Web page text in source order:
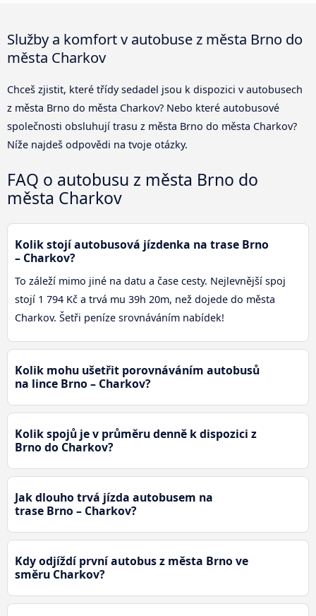
Služby a komfort v autobuse z města Brno do
města Charkov
Chceš zjistit, které třídy sedadel jsou k dispozici v autobusech
z města Brno do města Charkov? Nebo které autobusové
společnosti obsluhují trasu z města Brno do města Charkov?
Níže najdeš odpovědi na tvoje otázky.
FAQ o autobusu z města Brno do
města Charkov
Kolik stojí autobusová jízdenka na trase Brno
– Charkov?
To záleží mimo jiné na datu a čase cesty. Nejlevnější spoj
stojí 1 794 Kč a trvá mu 39h 20m, než dojede do města
Charkov. Šetři peníze srovnáváním nabídek!
Kolik mohu ušetřit porovnáváním autobusů
na lince Brno – Charkov?
Kolik spojů je v průměru denně k dispozici z
Brno do Charkov?
Jak dlouho trvá jízda autobusem na
trase Brno – Charkov?
Kdy odjíždí první autobus z města Brno ve
směru Charkov?